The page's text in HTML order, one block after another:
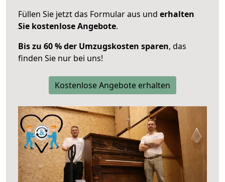
Füllen Sie jetzt das Formular aus und erhalten
Sie kostenlose Angebote.
Bis zu 60 % der Umzugskosten sparen, das
finden Sie nur bei uns!
Kostenlose Angebote erhalten